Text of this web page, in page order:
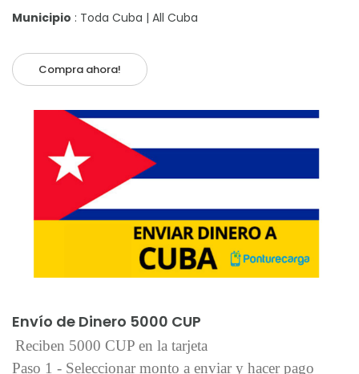
Municipio : Toda Cuba | All Cuba
Compra ahora!
Envío de Dinero 5000 CUP
Reciben 5000 CUP en la tarjeta
Paso 1 - Seleccionar monto a enviar y hacer pago